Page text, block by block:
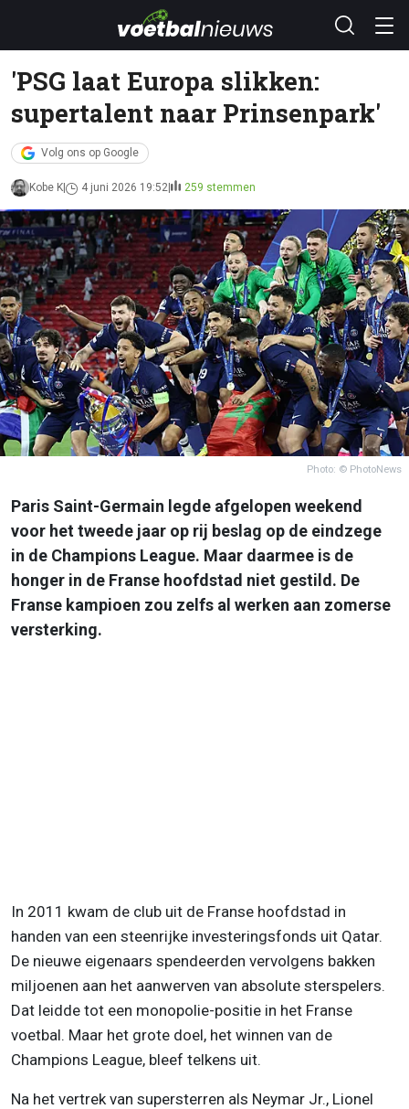
'PSG laat Europa slikken:
supertalent naar Prinsenpark'
Volg ons op Google
Kobe K 4 juni 2026 19:52 259 stemmen
Photo: © PhotoNews
Paris Saint-Germain legde afgelopen weekend
voor het tweede jaar op rij beslag op de eindzege
in de Champions League. Maar daarmee is de
honger in de Franse hoofdstad niet gestild. De
Franse kampioen zou zelfs al werken aan zomerse
versterking.
In 2011 kwam de club uit de Franse hoofdstad in
handen van een steenrijke investeringsfonds uit Qatar.
De nieuwe eigenaars spendeerden vervolgens bakken
miljoenen aan het aanwerven van absolute sterspelers.
Dat leidde tot een monopolie-positie in het Franse
voetbal. Maar het grote doel, het winnen van de
Champions League, bleef telkens uit.
Na het vertrek van supersterren als Neymar Jr., Lionel